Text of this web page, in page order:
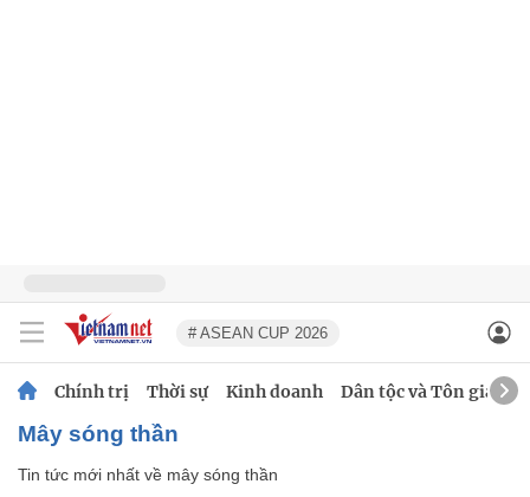
# ASEAN CUP 2026
Chính trị Thời sự Kinh doanh Dân tộc và Tôn giáo
mây sóng thần
Tin tức mới nhất về mây sóng thần